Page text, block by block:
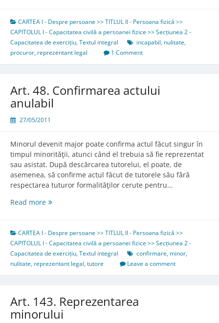
nulităţii
CARTEA I - Despre persoane >> TITLUL II - Persoana fizică >>
CAPITOLUL I - Capacitatea civilă a persoanei fizice >> Secțiunea 2 -
Capacitatea de exercițiu,Textul integral incapabil, nulitate,
procuror, reprezentant legal 1 Comment
Art. 48. Confirmarea actului
anulabil
27/05/2011
Minorul devenit major poate confirma actul făcut singur în
timpul minorităţii, atunci când el trebuia să fie reprezentat
sau asistat. După descărcarea tutorelui, el poate, de
asemenea, să confirme actul făcut de tutorele său fără
respectarea tuturor formalităţilor cerute pentru…
Read moreArt.
actului
anulabil
CARTEA I - Despre persoane >> TITLUL II - Persoana fizică >>
CAPITOLUL I - Capacitatea civilă a persoanei fizice >> Secțiunea 2 -
Capacitatea de exercițiu,Textul integral confirmare, minor,
nulitate, reprezentant legal,tutore Leave a comment
Art. 143. Reprezentarea
minorului